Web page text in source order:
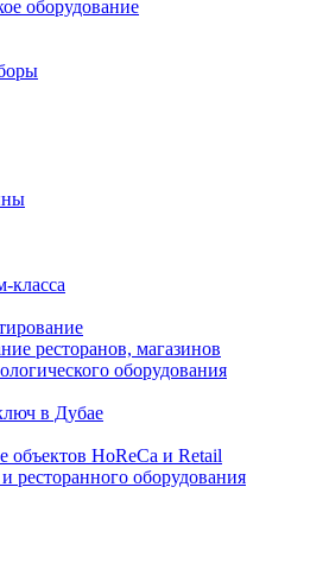
оборудование
класса
ресторанов, магазинов
оборудования
в Дубае
объектов HoReCa и Retail
ресторанного оборудования